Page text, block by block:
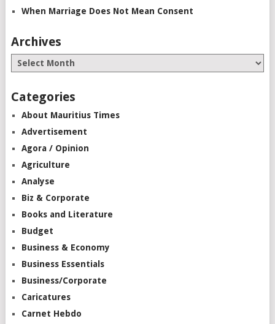
When Marriage Does Not Mean Consent
Archives
Categories
About Mauritius Times
Advertisement
Agora / Opinion
Agriculture
Analyse
Biz & Corporate
Books and Literature
Budget
Business & Economy
Business Essentials
Business/Corporate
Caricatures
Carnet Hebdo